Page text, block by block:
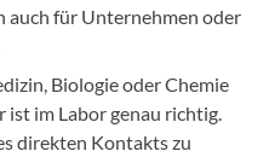
auch für Unternehmen oder
Biologie oder Chemie
im Labor genau richtig.
direkten Kontakts zu